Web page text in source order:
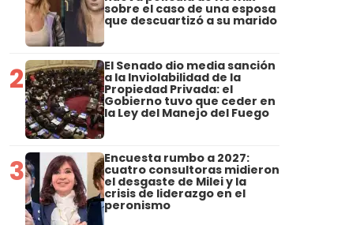
sobre el caso de una esposa
que descuartizó a su marido
2 El Senado dio media sanción
a la Inviolabilidad de la
Propiedad Privada: el
Gobierno tuvo que ceder en
la Ley del Manejo del Fuego
3 Encuesta rumbo a 2027:
cuatro consultoras midieron
el desgaste de Milei y la
crisis de liderazgo en el
peronismo